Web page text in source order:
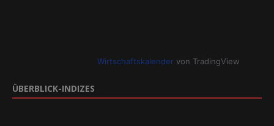
Wirtschaftskalendervon TradingView
ÜBERBLICK-INDIZES